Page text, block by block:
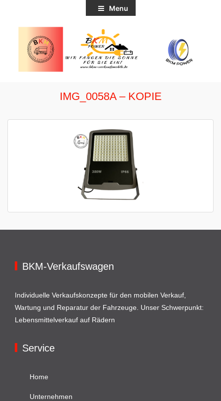
Menu
IMG_0058A – KOPIE
BKM-Verkaufswagen
Individuelle Verkaufskonzepte für den mobilen Verkauf,
Wartung und Reparatur der Fahrzeuge. Unser Schwerpunkt:
Lebensmittelverkauf auf Rädern
Service
Home
Unternehmen